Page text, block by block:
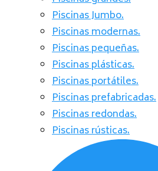
Piscinas Jumbo.
Piscinas modernas.
Piscinas pequeñas.
Piscinas plásticas.
Piscinas portátiles.
Piscinas prefabricadas.
Piscinas redondas.
Piscinas rústicas.